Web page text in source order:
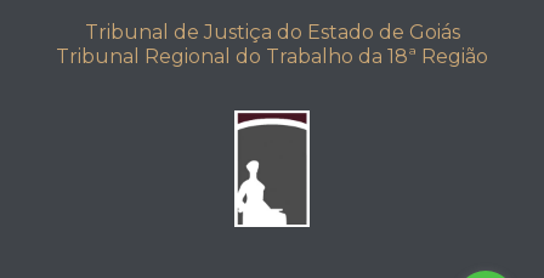
Tribunal de Justiça do Estado de Goiás
Tribunal Regional do Trabalho da 18ª Região